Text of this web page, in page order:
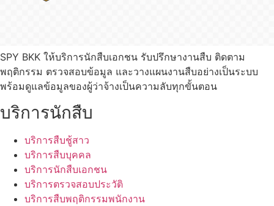
SPY BKK ให้บริการนักสืบเอกชน รับปรึกษางานสืบ ติดตาม
พฤติกรรม ตรวจสอบข้อมูล และวางแผนงานสืบอย่างเป็นระบบ
พร้อมดูแลข้อมูลของผู้ว่าจ้างเป็นความลับทุกขั้นตอน​
บริการนักสืบ
บริการสืบชู้สาว
บริการสืบบุคคล
บริการนักสืบเอกชน
บริการตรวจสอบประวัติ
บริการสืบพฤติกรรมพนักงาน